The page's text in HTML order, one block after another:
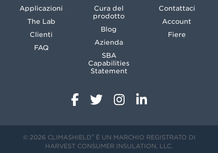
Applicazioni
The Lab
Clienti
FAQ
Cura del
prodotto
Blog
Azienda
SBA
Capabilities
Statement
Contattaci
Account
Fiere
© 2026 CLIMASHIELD ®È UN MARCHIO REGISTRATO DI
HARVEST CONSUMER INSULATION, LLC.